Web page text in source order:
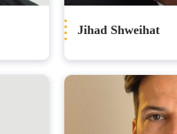
Jihad Shweihat